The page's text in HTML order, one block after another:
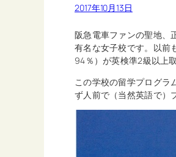
2017年10月13日
阪急電車ファンの聖地、
有名な女子校です。以前
94％）が英検準2級以上
この学校の留学プログラ
ず人前で（当然英語で）